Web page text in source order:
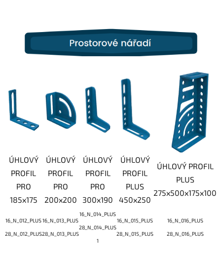
ÚHLOVÝ
PROFIL
PRO
185x175
ÚHLOVÝ
PROFIL
PRO
200x200
ÚHLOVÝ
PROFIL
PRO
300x190
ÚHLOVÝ
PROFIL
PLUS
450x250
ÚHLOVÝ PROFIL
PLUS
275x500x175x100
16_N_012_PLUS
28_N_012_PLUS
16_N_013_PLUS
28_N_013_PLUS
16_N_014_PLUS
28_N_014_PLUS
1
16_N_015_PLUS
28_N_015_PLUS
16_N_016_PLUS
28_N_016_PLUS